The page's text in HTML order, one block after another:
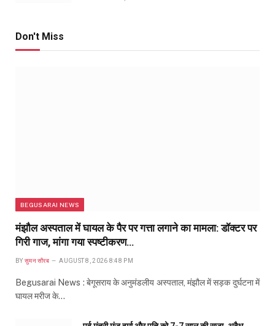
Don't Miss
BEGUSARAI NEWS
मंझौल अस्पताल में घायल के पैर पर गत्ता लगाने का मामला: डॉक्टर पर
गिरी गाज, मांगा गया स्पष्टीकरण…
BY सुमन सौरब AUGUST 8, 2026 8:48 PM
Begusarai News : बेगूसराय के अनुमंडलीय अस्पताल, मंझौल में सड़क दुर्घटना में
घायल मरीज के…